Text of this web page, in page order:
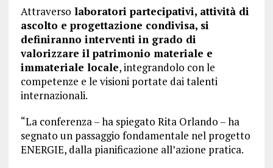
Attraverso laboratori partecipativi, attività di
ascolto e progettazione condivisa, si
definiranno interventi in grado di
valorizzare il patrimonio materiale e
immateriale locale, integrandolo con le
competenze e le visioni portate dai talenti
internazionali.
“La conferenza – ha spiegato Rita Orlando – ha
segnato un passaggio fondamentale nel progetto
ENERGIE, dalla pianificazione all’azione pratica.